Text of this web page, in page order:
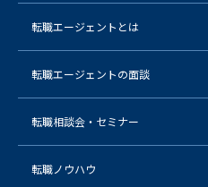
転職エージェントとは
転職エージェントの面談
転職相談会・セミナー
転職ノウハウ